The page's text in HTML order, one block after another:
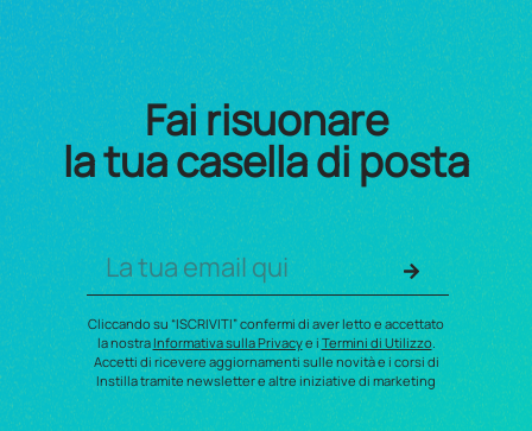
Fai risuonare
la tua casella di posta
Cliccando su “ISCRIVITI” confermi di aver letto e accettato
la nostra Informativa sulla Privacye iTermini di Utilizzo.
Accetti di ricevere aggiornamenti sulle novità e i corsi di
Instilla tramite newsletter e altre iniziative di marketing